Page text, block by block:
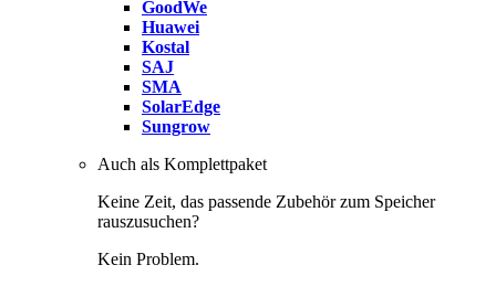
GoodWe
Huawei
Kostal
SAJ
SMA
SolarEdge
Sungrow
Auch als Komplettpaket
Keine Zeit, das passende Zubehör zum Speicher
rauszusuchen?
Kein Problem.